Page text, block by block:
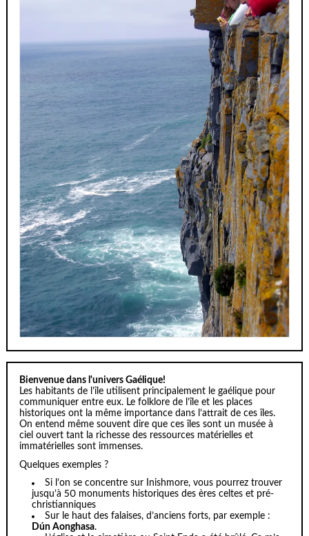
Bienvenue dans l'univers Gaélique!
Les habitants de l’île utilisent principalement le gaélique pour
communiquer entre eux. Le folklore de l’île et les places
historiques ont la même importance dans l’attrait de ces îles.
On entend même souvent dire que ces îles sont un musée à
ciel ouvert tant la richesse des ressources matérielles et
immatérielles sont immenses.
Quelques exemples ?
Si l’on se concentre sur Inishmore, vous pourrez trouver
jusqu’à 50 monuments historiques des ères celtes et pré-
christianniques
Sur le haut des falaises, d’anciens forts, par exemple :
Dún Aonghasa.